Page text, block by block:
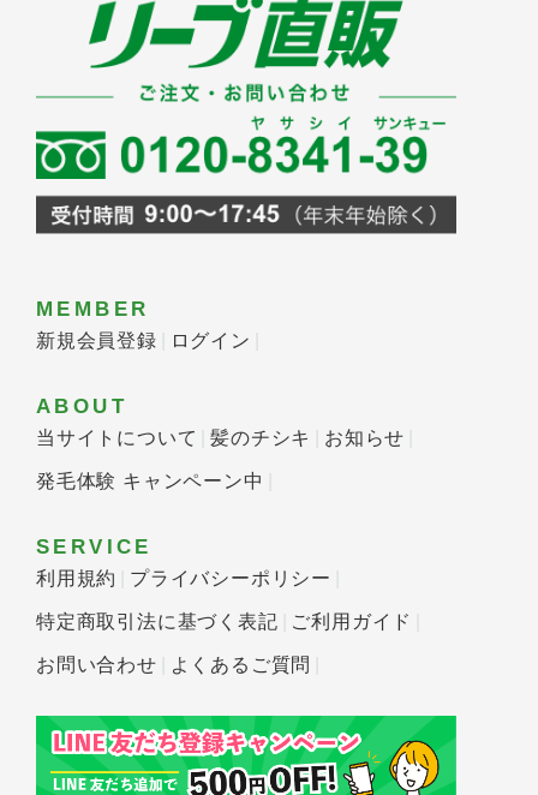
MEMBER
新規会員登録 ログイン
ABOUT
当サイトについて 髪のチシキ お知らせ
発毛体験 キャンペーン中
SERVICE
利用規約 プライバシーポリシー
特定商取引法に基づく表記 ご利用ガイド
お問い合わせ よくあるご質問